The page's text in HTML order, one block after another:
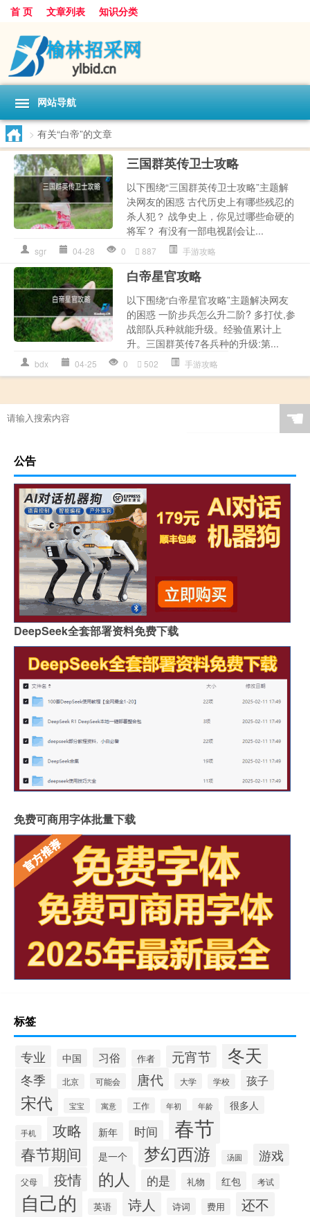
首 页 文章列表 知识分类
网站导航
> 有关“白帝”的文章
三国群英传卫士攻略
以下围绕“三国群英传卫士攻略”主题解
决网友的困惑 古代历史上有哪些残忍的
杀人犯？ 战争史上，你见过哪些命硬的
将军？ 有没有一部电视剧会让...
sgr 04-28 0 887 手游攻略
白帝星官攻略
以下围绕“白帝星官攻略”主题解决网友
的困惑 一阶步兵怎么升二阶? 多打仗,参
战部队兵种就能升级。经验值累计上
升。三国群英传7各兵种的升级:第...
bdx 04-25 0 502 手游攻略
☚
公告
DeepSeek全套部署资料免费下载
免费可商用字体批量下载
标签
专业 中国 习俗 作者 元宵节 冬天
冬季 北京 可能会 唐代 大学 学校 孩子
宋代 宝宝 寓意 工作 年初 年龄 很多人
手机 攻略 新年 时间 春节
春节期间 是一个 梦幻西游 汤圆 游戏
父母 疫情 的人 的是 礼物 红包 考试
自己的 英语 诗人 诗词 费用 还不